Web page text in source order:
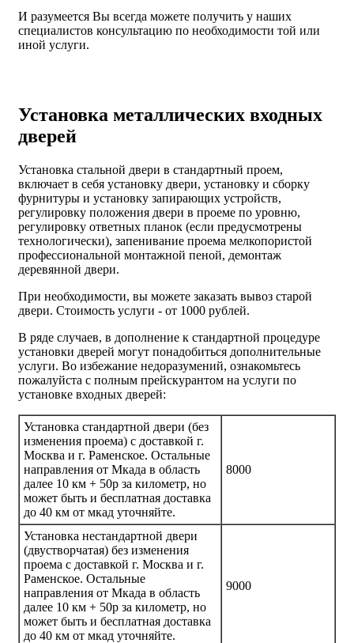
И разумеется Вы всегда можете получить у наших
специалистов консультацию по необходимости той или
иной услуги.
Установка металлических входных
дверей
Установка стальной двери в стандартный проем,
включает в себя установку двери, установку и сборку
фурнитуры и установку запирающих устройств,
регулировку положения двери в проеме по уровню,
регулировку ответных планок (если предусмотрены
технологически), запенивание проема мелкопористой
профессиональной монтажной пеной, демонтаж
деревянной двери.
При необходимости, вы можете заказать вывоз старой
двери. Стоимость услуги - от 1000 рублей.
В ряде случаев, в дополнение к стандартной процедуре
установки дверей могут понадобиться дополнительные
услуги. Во избежание недоразумений, ознакомьтесь
пожалуйста с полным прейскурантом на услуги по
установке входных дверей:
Установка стандартной двери (без
изменения проема) с доставкой г.
Москва и г. Раменское. Остальные
направления от Мкада в область
далее 10 км + 50р за километр, но
может быть и бесплатная доставка
до 40 км от мкад уточняйте.
8000
Установка нестандартной двери
(двустворчатая) без изменения
проема с доставкой г. Москва и г.
Раменское. Остальные
направления от Мкада в область
далее 10 км + 50р за километр, но
может быть и бесплатная доставка
до 40 км от мкад уточняйте.
9000